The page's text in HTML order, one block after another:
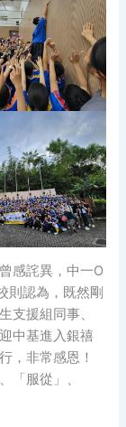
感詫異，中一O
則認為，既然剛
支援組同事、
中基進入銀禧
，非常感恩！
「服從」、